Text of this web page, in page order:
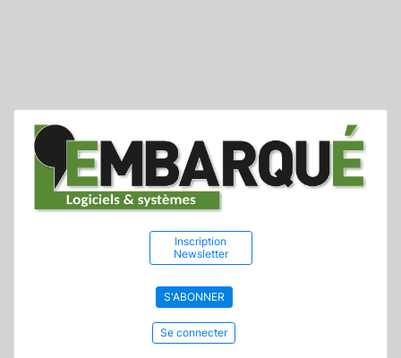
Inscription
Newsletter
S'ABONNER
Se connecter